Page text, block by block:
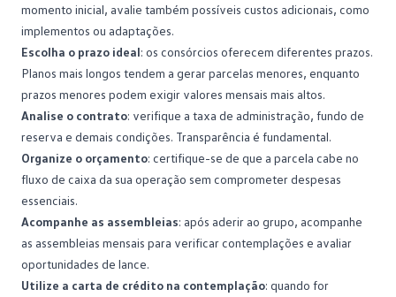
momento inicial, avalie também possíveis custos adicionais, como
implementos ou adaptações.
Escolha o prazo ideal: os consórcios oferecem diferentes prazos.
Planos mais longos tendem a gerar parcelas menores, enquanto
prazos menores podem exigir valores mensais mais altos.
Analise o contrato: verifique a taxa de administração, fundo de
reserva e demais condições. Transparência é fundamental.
Organize o orçamento: certifique-se de que a parcela cabe no
fluxo de caixa da sua operação sem comprometer despesas
essenciais.
Acompanhe as assembleias: após aderir ao grupo, acompanhe
as assembleias mensais para verificar contemplações e avaliar
oportunidades de lance.
Utilize a carta de crédito na contemplação: quando for